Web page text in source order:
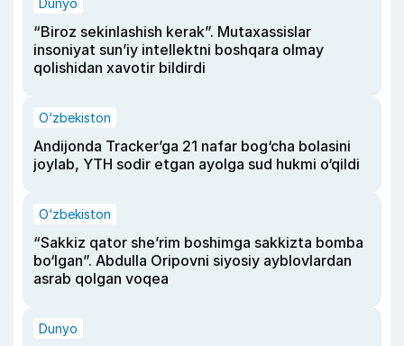
Dunyo
“Biroz sekinlashish kerak”. Mutaxassislar
insoniyat sun’iy intellektni boshqara olmay
qolishidan xavotir bildirdi
O‘zbekiston
Andijonda Tracker’ga 21 nafar bog‘cha bolasini
joylab, YTH sodir etgan ayolga sud hukmi o‘qildi
O‘zbekiston
“Sakkiz qator she’rim boshimga sakkizta bomba
bo‘lgan”. Abdulla Oripovni siyosiy ayblovlardan
asrab qolgan voqea
Dunyo